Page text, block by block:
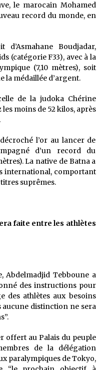
le marocain Mohamed
record du monde, en
Boudjadar,
(catégorie F33), avec à la
(7,10 mètres), soit
la médaillée d’argent.
de la judoka Chérine
moins de 52 kilos, après
l’or au lancer de
d’un record du
La native de Batna a
international, comportant
suprêmes.
faite entre les athlètes
Abdelmadjid Tebboune a
des instructions pour
des athlètes aux besoins
aucune distinction ne sera
offert au Palais du peuple
de la délégation
paralympiques de Tokyo,